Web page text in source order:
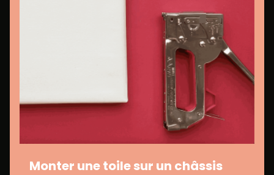
Monter une toile sur un châssis